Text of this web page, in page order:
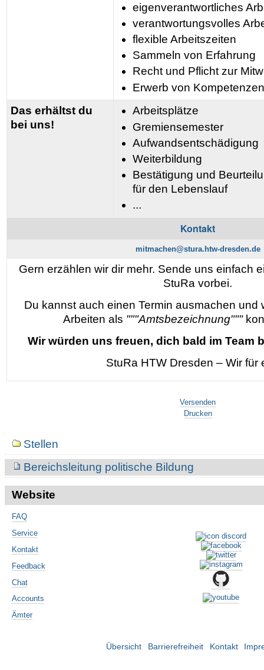
eigenverantwortliches
verantwortungsvolles
flexible Arbeitszeiten
Sammeln von Erfahrung
Recht und Pflicht zur
Erwerb von Kompetenzen
Das erhältst du
bei uns!
Arbeitsplätze
Gremiensemester
Aufwandsentschädigung
Weiterbildung
Bestätigung und
für den Lebenslauf
...
Kontakt
mitmachen@stura.htw-dresden.de
Gern erzählen wir dir mehr. Sende uns einfach
StuRa vorbei.
Du kannst auch einen Termin ausmachen und
Arbeiten als """Amtsbezeichnung"""
Wir würden uns freuen, dich bald im Team
StuRa HTW Dresden – Wir für
Versenden
Drucken
Navigation
Stellen
Bereichsleitung politische Bildung
Website
FAQ
Service
Kontakt
Feedback
Chat
Accounts
Ämter
Übersicht Barrierefreiheit Kontakt